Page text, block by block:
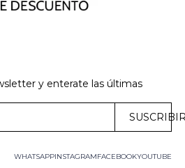
y enterate las últimas
WHATSAPP FACEBOOKYOUTUBE
INSTAGRAM